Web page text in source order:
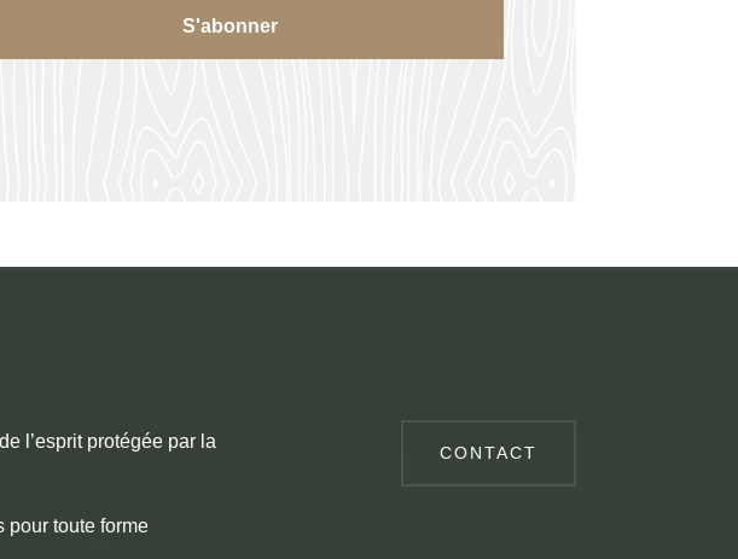
S'abonner
l’esprit protégée par la
pour toute forme
CONTACT